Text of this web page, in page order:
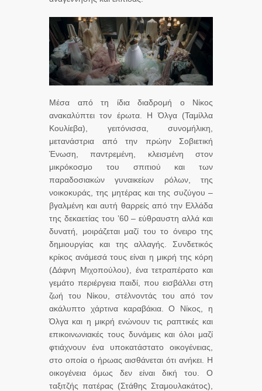
Μέσα από τη ίδια διαδρομή ο Νίκος
ανακαλύπτει τον έρωτα. Η Όλγα (Ταμίλλα
Κουλίεβα), γειτόνισσα, συνομήλικη,
μετανάστρια από την πρώην Σοβιετική
Ένωση, παντρεμένη, κλεισμένη στον
μικρόκοσμο του σπιτιού και των
παραδοσιακών γυναικείων ρόλων, της
νοικοκυράς, της μητέρας και της συζύγου –
βγαλμένη και αυτή θαρρείς από την Ελλάδα
της δεκαετίας του ’60 – εύθραυστη αλλά και
δυνατή, μοιράζεται μαζί του το όνειρο της
δημιουργίας και της αλλαγής. Συνδετικός
κρίκος ανάμεσά τους είναι η μικρή της κόρη
(Δάφνη Μιχοπούλου), ένα τετραπέρατο και
γεμάτο περιέργεια παιδί, που εισβάλλει στη
ζωή του Νίκου, στέλνοντάς του από τον
ακάλυπτο χάρτινα καραβάκια. Ο Νίκος, η
Όλγα και η μικρή ενώνουν τις ραπτικές και
επικοινωνιακές τους δυνάμεις και όλοι μαζί
φτιάχνουν ένα υποκατάστατο οικογένειας,
στο οποία ο ήρωας αισθάνεται ότι ανήκει. Η
οικογένεια όμως δεν είναι δική του. Ο
ταξιτζής πατέρας (Στάθης Σταμουλακάτος),